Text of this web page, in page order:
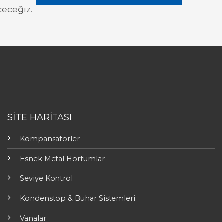
SİTE HARİTASI
Kompansatörler
Esnek Metal Hortumlar
Seviye Kontrol
Kondenstop & Buhar Sistemleri
Vanalar